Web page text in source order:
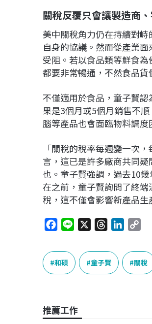
關稅反覆只會讓製造商
美中關稅角力仍在持續對
自身的協議。然而從產業
受阻。若以食品類等鮮食
都要非常暢通，不然食品貨
不僅適用於食品，童子賢
果是3個月或5個月銷售不
腦等產品也會面臨物料調度
「關稅的稅率每週變一次
言，這已是許多廠商共同
也。童子賢強調，過去10
在之前，童子賢詢問了終
稅，這不僅會影響新產品
c
e
b
k
e
r
e
a
n
e
p
y
L
和碩 童子賢 關稅
推薦工作